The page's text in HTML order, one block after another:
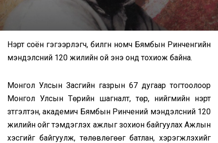
Нэрт соён гэгээрүүлэгч, билгүүн номч Бямбын Ринченгийн
мэндэлсний 120 жилийн ой энэ онд тохиож байна.
Монгол Улсын Засгийн газрын 67 дугаар тогтоолоор
Монгол Улсын Төрийн шагналт, төр, нийгмийн нэрт
зүтгэлтэн, академич Бямбын Ринчений мэндэлсний 120
жилийн ойг тэмдэглэх ажлыг зохион байгуулах Ажлын
хэсгийг байгуулж, төлөвлөгөөг батлан, хэрэгжүүлэхийг